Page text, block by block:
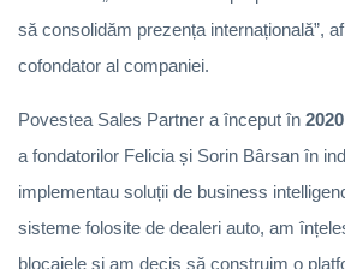
să consolidăm prezența internațională”,
cofondator al companiei.
Povestea Sales Partner a început în 2020
a fondatorilor Felicia și Sorin Bârsan în
implementau soluții de business
sisteme folosite de dealeri auto, am
blocajele și am decis să construim o